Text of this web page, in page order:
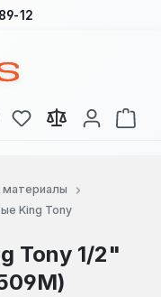
12
У вас есть товары
В
материалы
King Tony
Tony 1/2"